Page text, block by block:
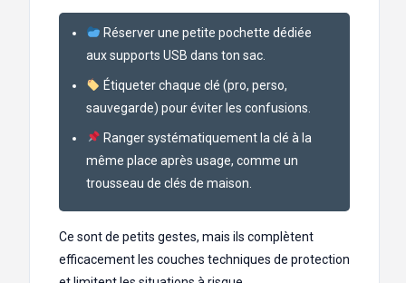
Réserver une petite pochette dédiée
aux supports USB dans ton sac.
Étiqueter chaque clé (pro, perso,
sauvegarde) pour éviter les confusions.
Ranger systématiquement la clé à la
même place après usage, comme un
trousseau de clés de maison.
Ce sont de petits gestes, mais ils complètent
efficacement les couches techniques de protection